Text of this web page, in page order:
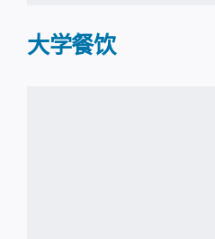
大学餐饮